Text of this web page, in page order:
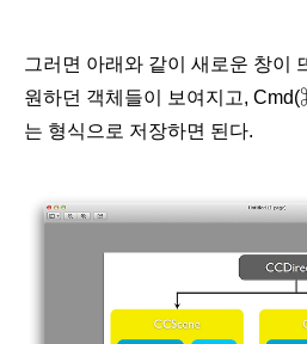
그러면 아래와 같이 새로운 창이
원하던 객체들이 보여지고, Cmd(
는 형식으로 저장하면 된다.